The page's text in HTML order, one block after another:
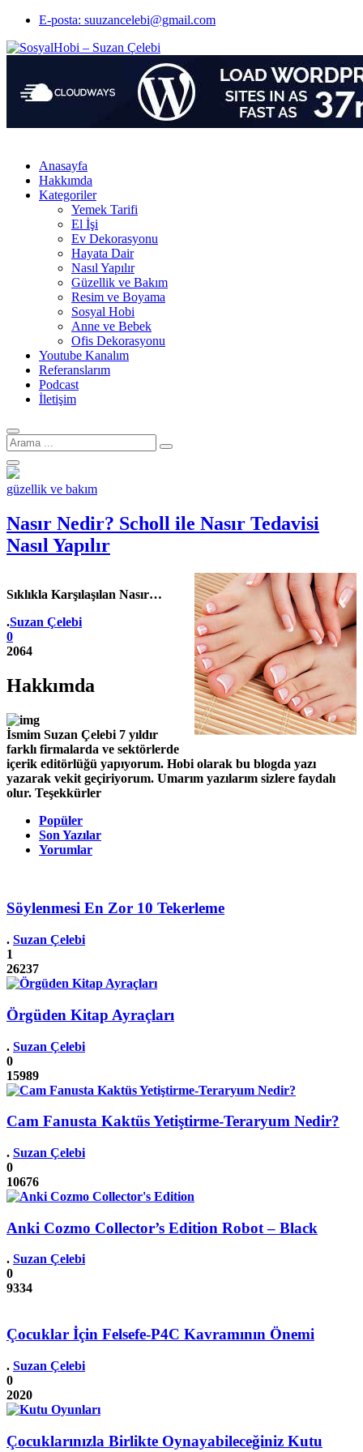
E-posta: suuzancelebi@gmail.com
Anasayfa
Hakkımda
Kategoriler
Yemek Tarifi
El İşi
Ev Dekorasyonu
Hayata Dair
Nasıl Yapılır
Güzellik ve Bakım
Resim ve Boyama
Sosyal Hobi
Anne ve Bebek
Ofis Dekorasyonu
Youtube Kanalım
Referanslarım
Podcast
İletişim
Arama
için:
güzellik ve bakım
Nasır Nedir? Scholl ile Nasır Tedavisi
Nasıl Yapılır
Sıklıkla Karşılaşılan Nasır…
Yazar
.Suzan Çelebi
0
2064
Hakkımda
İsmim Suzan Çelebi 7 yıldır
farklı firmalarda ve sektörlerde
içerik editörlüğü yapıyorum. Hobi olarak bu blogda yazı
yazarak vekit geçiriyorum. Umarım yazılarım sizlere faydalı
olur. Teşekkürler
Popüler
Son Yazılar
Yorumlar
Söylenmesi En Zor 10 Tekerleme
. Suzan Çelebi
1
26237
Örgüden Kitap Ayraçları
. Suzan Çelebi
0
15989
Cam Fanusta Kaktüs Yetiştirme-Teraryum Nedir?
. Suzan Çelebi
0
10676
Anki Cozmo Collector’s Edition Robot – Black
. Suzan Çelebi
0
9334
Çocuklar İçin Felsefe-P4C Kavramının Önemi
. Suzan Çelebi
0
2020
Çocuklarınızla Birlikte Oynayabileceğiniz Kutu